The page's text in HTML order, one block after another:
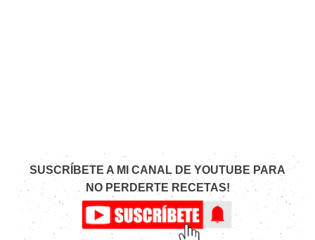
SUSCRÍBETE A MI CANAL DE YOUTUBE PARA
NO PERDERTE RECETAS!